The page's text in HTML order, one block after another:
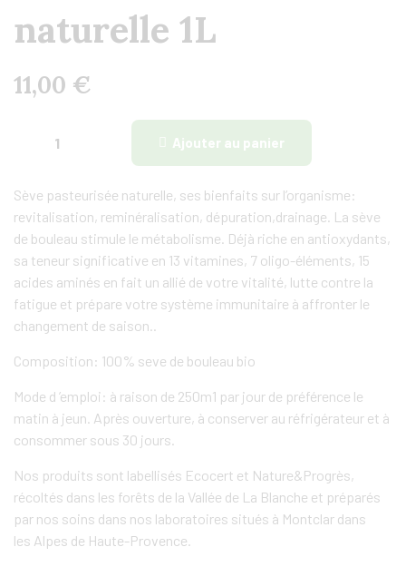
naturelle 1L
11,00 €
Ajouter au panier
Sève pasteurisée naturelle, ses bienfaits sur l’organisme:
revitalisation, reminéralisation, dépuration,drainage. La sève
de bouleau stimule le métabolisme. Déjà riche en antioxydants,
sa teneur significative en 13 vitamines, 7 oligo-éléments, 15
acides aminés en fait un allié de votre vitalité, lutte contre la
fatigue et prépare votre système immunitaire à affronter le
changement de saison..
Composition: 100% seve de bouleau bio
Mode d ’emploi: à raison de 250m1 par jour de préférence le
matin à jeun. Après ouverture, à conserver au réfrigérateur et à
consommer sous 30 jours.
Nos produits sont labellisés Ecocert et Nature&Progrès,
récoltés dans les forêts de la Vallée de La Blanche et préparés
par nos soins dans nos laboratoires situés à Montclar dans
les Alpes de Haute-Provence.